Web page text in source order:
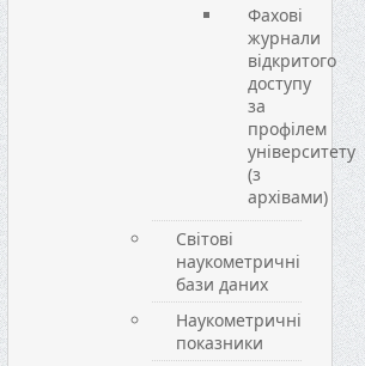
Фахові
журнали
відкритого
доступу
за
профілем
університету
(з
архівами)
Світові
наукометричні
бази даних
Наукометричні
показники